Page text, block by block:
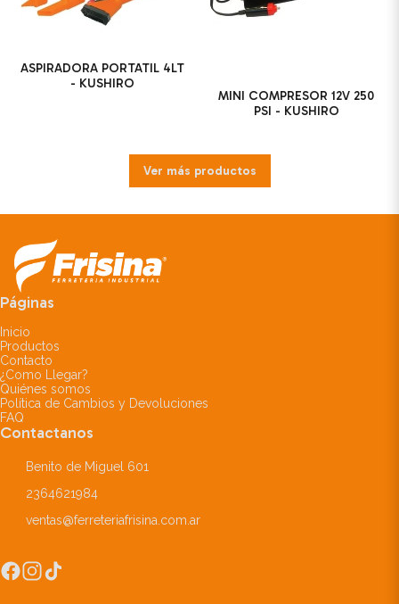
ASPIRADORA PORTATIL 4LT
- KUSHIRO
MINI COMPRESOR 12V 250
PSI - KUSHIRO
Ver más productos
Páginas
Inicio
Productos
Contacto
¿Como Llegar?
Quiénes somos
Política de Cambios y Devoluciones
FAQ
Contactanos
Benito de Miguel 601
2364621984
ventas@ferreteriafrisina.com.ar